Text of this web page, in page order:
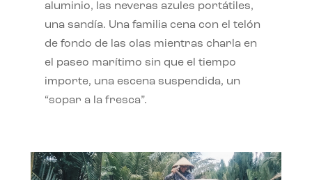
aluminio, las neveras azules portátiles,
una sandía. Una familia cena con el telón
de fondo de las olas mientras charla en
el paseo marítimo sin que el tiempo
importe, una escena suspendida, un
“sopar a la fresca”.